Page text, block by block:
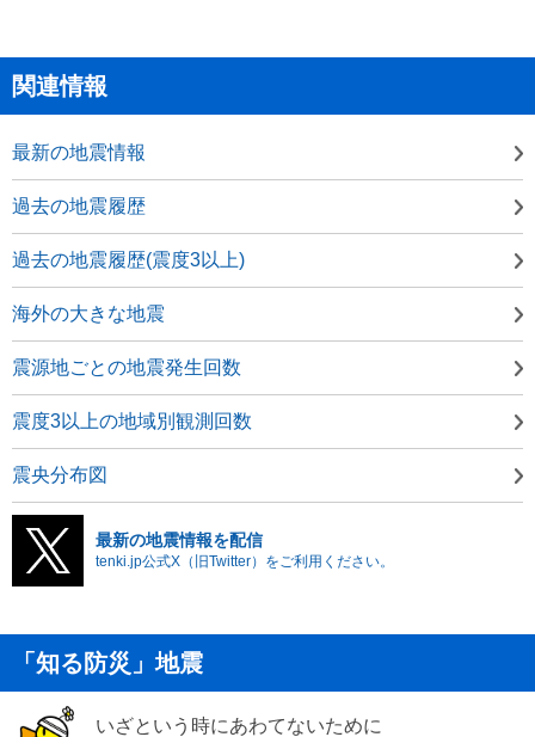
関連情報
最新の地震情報
過去の地震履歴
過去の地震履歴(震度3以上)
海外の大きな地震
震源地ごとの地震発生回数
震度3以上の地域別観測回数
震央分布図
最新の地震情報を配信
tenki.jp公式X（旧Twitter）をご利用ください。
「知る防災」地震
いざという時にあわてないために